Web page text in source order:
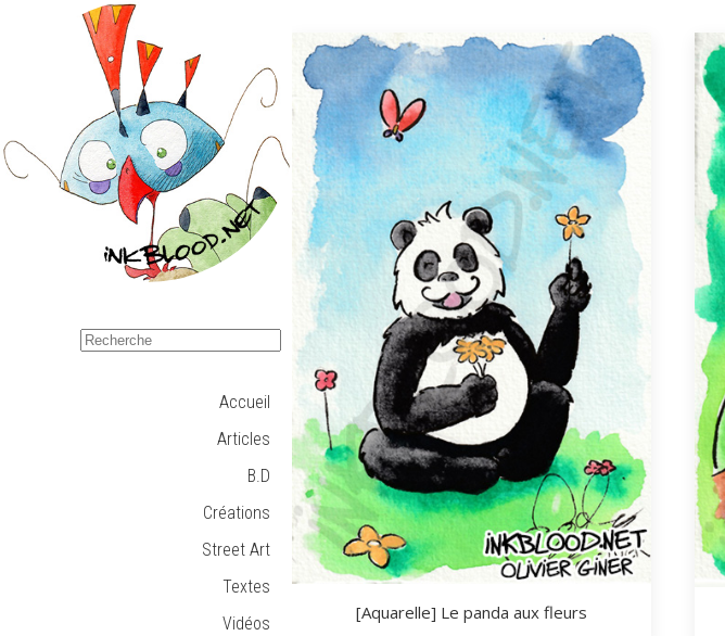
Accueil
Articles
B.D
Créations
Street Art
Textes
Vidéos
[Aquarelle] Le panda aux fleurs